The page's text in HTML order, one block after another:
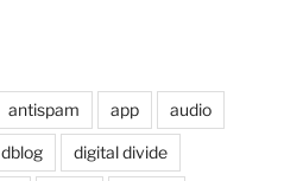
antispam app audio
dblog digital divide